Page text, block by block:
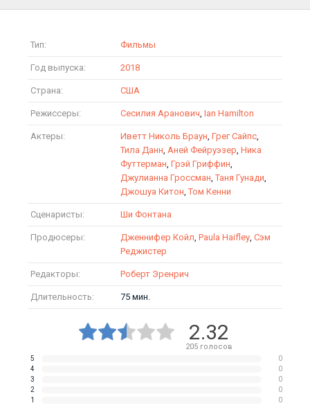
Тип: Фильмы
Год выпуска: 2018
Страна: США
Режиссеры: Сесилия Аранович, Ian Hamilton
Актеры: Иветт Николь Браун, Грег Сайпс,
Тила Данн, Аней Фейруэзер, Ника
Футтерман, Грэй Гриффин,
Джулианна Гроссман,Таня Гунади,
Джошуа Китон,Том Кенни
Сценаристы: Ши Фонтана
Продюсеры: Дженнифер Койл, Paula Haifley, Сэм
Реджистер
Редакторы: Роберт Эренрич
Длительность: 75 мин.
2.32
205голосов
5
0
4
0
3
0
2
0
1
0